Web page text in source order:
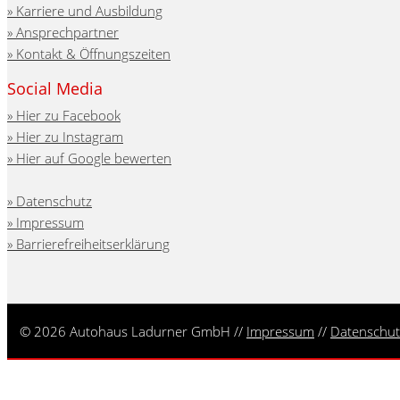
Karriere und Ausbildung
Ansprechpartner
Kontakt & Öffnungszeiten
Social Media
Hier zu Facebook
Hier zu Instagram
Hier auf Google bewerten
Datenschutz
Impressum
Barrierefreiheitserklärung
© 2026 Autohaus Ladurner GmbH // Impressum //